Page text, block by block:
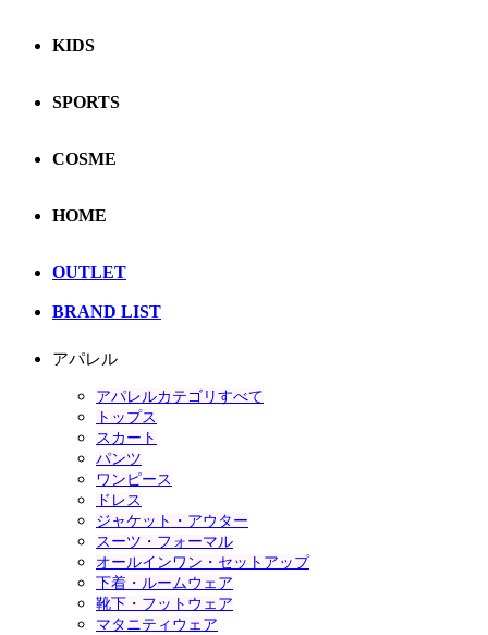
KIDS
SPORTS
COSME
HOME
OUTLET
BRAND LIST
アパレル
アパレルカテゴリすべて
トップス
スカート
パンツ
ワンピース
ドレス
ジャケット・アウター
スーツ・フォーマル
オールインワン・セットアップ
下着・ルームウェア
靴下・フットウェア
マタニティウェア